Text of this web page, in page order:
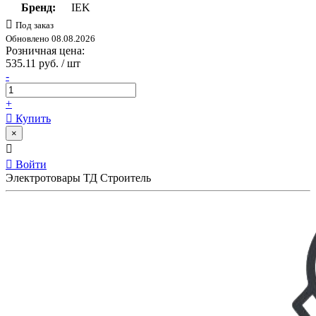
Бренд:
IEK
Под заказ
Обновлено 08.08.2026
Розничная цена:
535.11 руб. / шт
-
+
Купить
×
Войти
Электротовары ТД Строитель